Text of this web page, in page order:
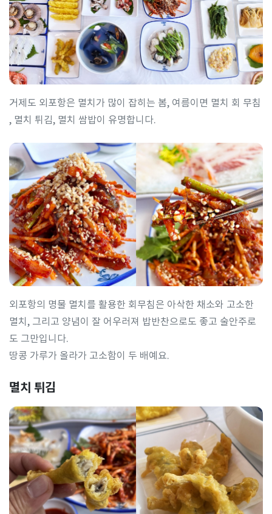
거제도 외포항은 멸치가 많이 잡히는 봄, 여름이면 멸치 회 무침
, 멸치 튀김, 멸치 쌈밥이 유명합니다.
외포항의 명물 멸치를 활용한 회무침은 아삭한 채소와 고소한
멸치, 그리고 양념이 잘 어우러져 밥반찬으로도 좋고 술안주로
도 그만입니다.
땅콩 가루가 올라가 고소함이 두 배예요.
멸치 튀김